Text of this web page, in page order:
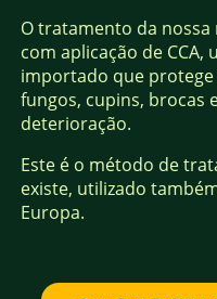
O tratamento da
com aplicação de
importado que
fungos, cupins, brocas
deterioração.
Este é o método de
existe, utilizado
Europa.